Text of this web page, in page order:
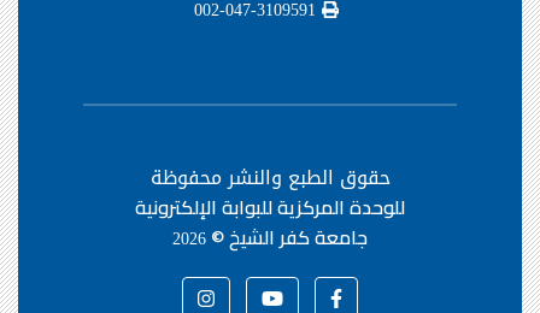
حقوق الطبع والنشر محفوظة
للوحدة المركزية للبوابة الإلكترونية
جامعة كفر الشيخ ©2026